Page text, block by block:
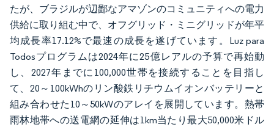
たが、ブラジルが辺鄙なアマゾンのコミュニティへの電力
供給に取り組む中で、オフグリッド・ミニグリッドが年平
均成長率17.12%で最速の成長を遂げています。Luz para
Todosプログラムは2024年に25億レアルの予算で再始動
し、2027年までに100,000世帯を接続することを目指し
て、20～100kWhのリン酸鉄リチウムイオンバッテリーと
組み合わせた10～50kWのアレイを展開しています。熱帯
雨林地帯への送電網の延伸は1km当たり最大50,000米ドル